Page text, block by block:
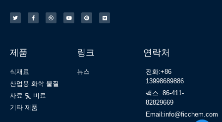
제품
식재료
산업용 화학 물질
사료 및 비료
기타 제품
링크
뉴스
연락처
전화:+86
13998689886
팩스: 86-411-
82829669
Email:info@ficchem.com